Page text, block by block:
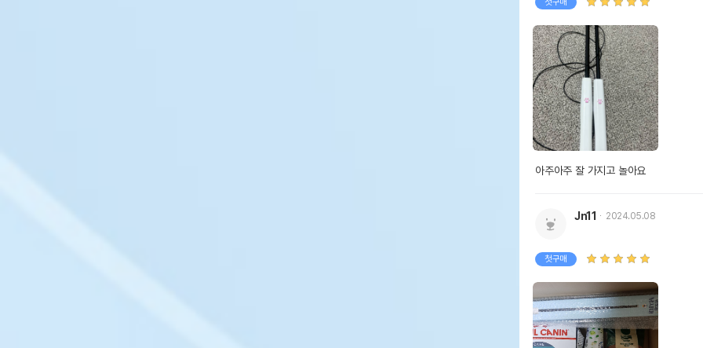
4. 손잡이 표면을 유광
아주아주 잘 가지고 놀아요
Jn11 2024.05.08
첫구매